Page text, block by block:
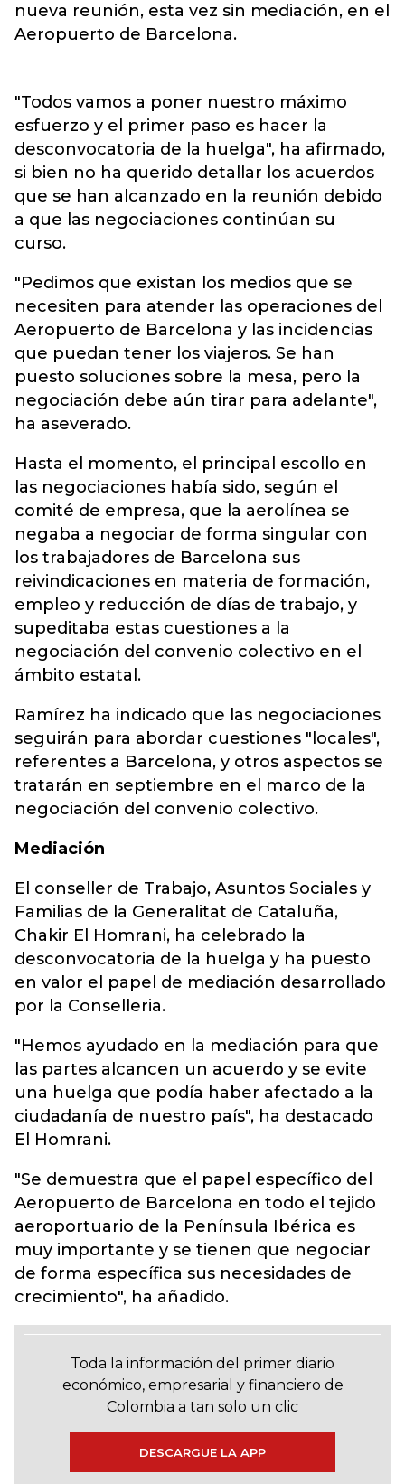
nueva reunión, esta vez sin mediación, en el
Aeropuerto de Barcelona.
"Todos vamos a poner nuestro máximo
esfuerzo y el primer paso es hacer la
desconvocatoria de la huelga", ha afirmado,
si bien no ha querido detallar los acuerdos
que se han alcanzado en la reunión debido
a que las negociaciones continúan su
curso.
"Pedimos que existan los medios que se
necesiten para atender las operaciones del
Aeropuerto de Barcelona y las incidencias
que puedan tener los viajeros. Se han
puesto soluciones sobre la mesa, pero la
negociación debe aún tirar para adelante",
ha aseverado.
Hasta el momento, el principal escollo en
las negociaciones había sido, según el
comité de empresa, que la aerolínea se
negaba a negociar de forma singular con
los trabajadores de Barcelona sus
reivindicaciones en materia de formación,
empleo y reducción de días de trabajo, y
supeditaba estas cuestiones a la
negociación del convenio colectivo en el
ámbito estatal.
Ramírez ha indicado que las negociaciones
seguirán para abordar cuestiones "locales",
referentes a Barcelona, y otros aspectos se
tratarán en septiembre en el marco de la
negociación del convenio colectivo.
Mediación
El conseller de Trabajo, Asuntos Sociales y
Familias de la Generalitat de Cataluña,
Chakir El Homrani, ha celebrado la
desconvocatoria de la huelga y ha puesto
en valor el papel de mediación desarrollado
por la Conselleria.
"Hemos ayudado en la mediación para que
las partes alcancen un acuerdo y se evite
una huelga que podía haber afectado a la
ciudadanía de nuestro país", ha destacado
El Homrani.
"Se demuestra que el papel específico del
Aeropuerto de Barcelona en todo el tejido
aeroportuario de la Península Ibérica es
muy importante y se tienen que negociar
de forma específica sus necesidades de
crecimiento", ha añadido.
Toda la información del primer diario
económico, empresarial y financiero de
Colombia a tan solo un clic
DESCARGUE LA APP